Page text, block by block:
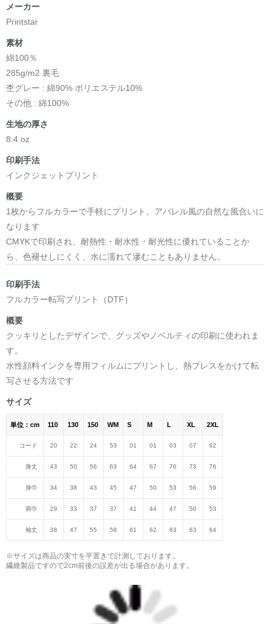
メーカー
Printstar
素材
綿100％
285g/m2 裏毛
杢グレー : 綿90% ポリエステル10%
その他 : 綿100%
生地の厚さ
8.4 oz
印刷手法
インクジェットプリント
概要
1枚からフルカラーで手軽にプリント。アパレル風の自然な風合いに
なります
CMYKで印刷され、耐熱性・耐水性・耐光性に優れていることか
ら、色褪せしにくく、水に濡れて滲むこともありません。
印刷手法
フルカラー転写プリント（DTF）
概要
クッキリとしたデザインで、グッズやノベルティの印刷に使われま
す。
水性顔料インクを専用フィルムにプリントし、熱プレスをかけて転
写させる方法です
サイズ
単位：cm 110 130 150 WM S M L XL 2XL
コード 20 22 24 53 01 01 03 07 62
身丈 43 50 56 63 64 67 70 73 76
身巾 34 38 43 45 47 50 53 56 59
肩巾 29 33 37 37 41 44 47 50 53
袖丈 38 47 55 58 61 62 63 63 64
※サイズは商品の実寸を平置きで計測しております。
繊維製品ですので2cm前後の誤差が出る場合があります。